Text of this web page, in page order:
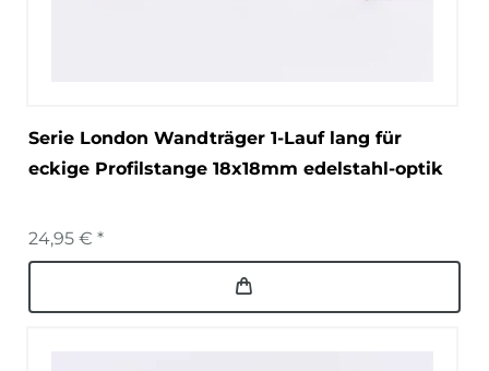
Serie London Wandträger 1-Lauf lang für
eckige Profilstange 18x18mm edelstahl-optik
24,95 € *